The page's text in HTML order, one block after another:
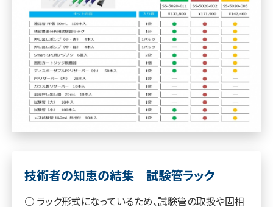
技術者の知恵の結集 試験管ラック
○ ラック形式になっているため、試験管の取扱や固相